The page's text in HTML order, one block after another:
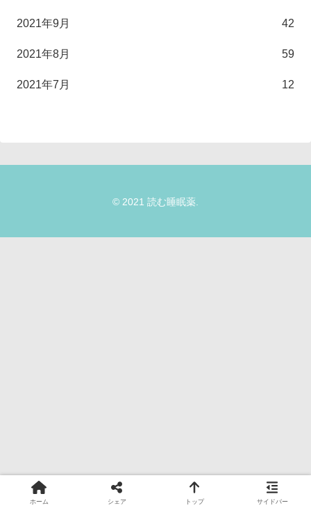
2021年9月 42
2021年8月 59
2021年7月 12
© 2021 読む睡眠薬.
ホーム シェア トップ サイドバー